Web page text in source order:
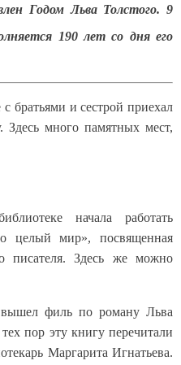
Годом Льва Толстого. 9
190 лет со дня его
братьями и сестрой приехал
Здесь много памятных мест,
начала работать
целый мир», посвященная
писателя. Здесь же можно
филь по роману Льва
пор эту книгу перечитали
Маргарита Игнатьева.